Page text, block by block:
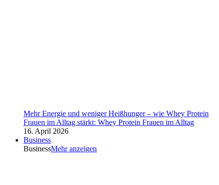
Mehr Energie und weniger Heißhunger – wie Whey Protein
Frauen im Alltag stärkt: Whey Protein Frauen im Alltag
16. April 2026
Business
BusinessMehr anzeigen